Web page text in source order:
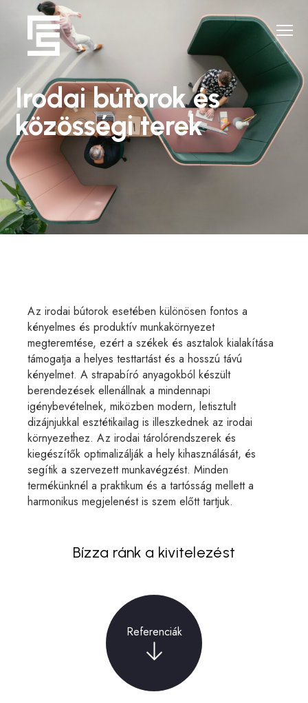
Irodai bútorok és
közösségi terek
Bízza ránk a kivitelezést
Referenciák
Az irodai bútorok esetében különösen fontos a
kényelmes és produktív munkakörnyezet
megteremtése, ezért a székek és asztalok kialakítása
támogatja a helyes testtartást és a hosszú távú
kényelmet. A strapabíró anyagokból készült
berendezések ellenállnak a mindennapi
igénybevételnek, miközben modern, letisztult
dizájnjukkal esztétikailag is illeszkednek az irodai
környezethez. Az irodai tárolórendszerek és
kiegészítők optimalizálják a hely kihasználását, és
segítik a szervezett munkavégzést. Minden
termékünknél a praktikum és a tartósság mellett a
harmonikus megjelenést is szem előtt tartjuk.